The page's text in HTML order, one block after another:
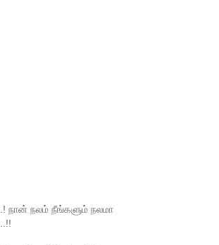
நலம் நீங்களும் நலமா